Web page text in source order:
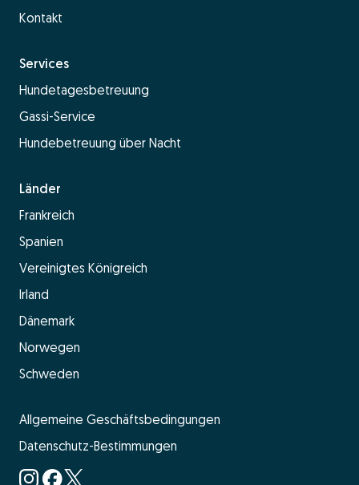
Kontakt
Services
Hundetagesbetreuung
Gassi-Service
Hundebetreuung über Nacht
Länder
Frankreich
Spanien
Vereinigtes Königreich
Irland
Dänemark
Norwegen
Schweden
Allgemeine Geschäftsbedingungen
Datenschutz-Bestimmungen